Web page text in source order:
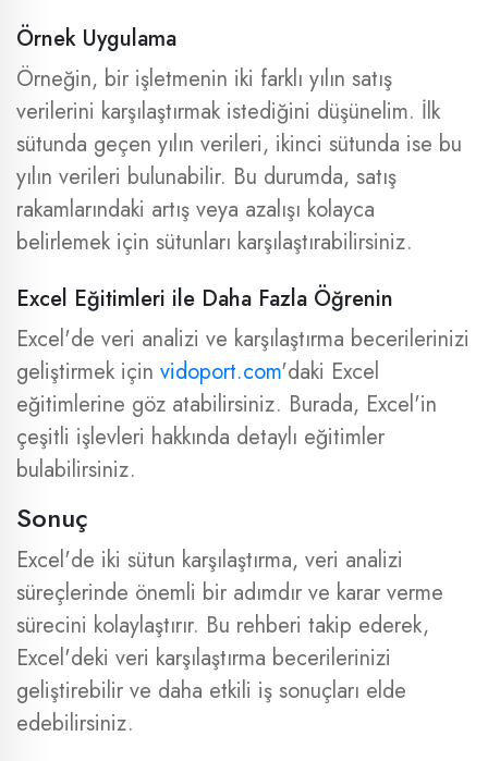
Örnek Uygulama
Örneğin, bir işletmenin iki farklı yılın satış
verilerini karşılaştırmak istediğini düşünelim. İlk
sütunda geçen yılın verileri, ikinci sütunda ise bu
yılın verileri bulunabilir. Bu durumda, satış
rakamlarındaki artış veya azalışı kolayca
belirlemek için sütunları karşılaştırabilirsiniz.
Excel Eğitimleri ile Daha Fazla Öğrenin
Excel'de veri analizi ve karşılaştırma becerilerinizi
geliştirmek için vidoport.com'daki Excel
eğitimlerine göz atabilirsiniz. Burada, Excel'in
çeşitli işlevleri hakkında detaylı eğitimler
bulabilirsiniz.
Sonuç
Excel'de iki sütun karşılaştırma, veri analizi
süreçlerinde önemli bir adımdır ve karar verme
sürecini kolaylaştırır. Bu rehberi takip ederek,
Excel'deki veri karşılaştırma becerilerinizi
geliştirebilir ve daha etkili iş sonuçları elde
edebilirsiniz.